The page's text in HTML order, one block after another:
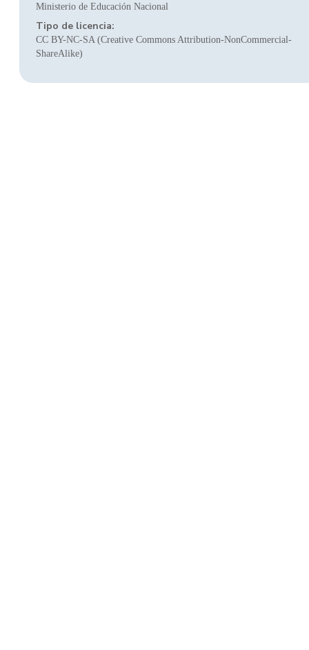
Ministerio de Educación Nacional
Tipo de licencia:
CC BY-NC-SA (Creative Commons Attribution-NonCommercial-
ShareAlike)